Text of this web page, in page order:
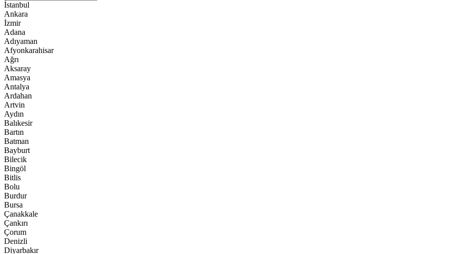
İstanbul
Ankara
İzmir
Adana
Adıyaman
Afyonkarahisar
Ağrı
Aksaray
Amasya
Antalya
Ardahan
Artvin
Aydın
Balıkesir
Bartın
Batman
Bayburt
Bilecik
Bingöl
Bitlis
Bolu
Burdur
Bursa
Çanakkale
Çankırı
Çorum
Denizli
Diyarbakır